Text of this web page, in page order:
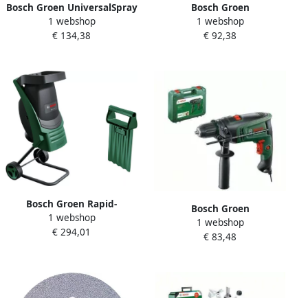
Bosch Groen UniversalSpray
18V-300 Accuverfspuit |
Zonder accu en lader
1 webshop
€ 134,38
Bosch Groen
Klopboormachine
UniversalImpact 730 | Incl.
1 webshop
€ 92,38
Bosch Groen Rapid-
hakselaar AXT Rapid 2000 |
Incl. aanduwstok
1 webshop
€ 294,01
Bosch Groen
Klopboormachine
UniversalImpact 730 | Incl.
1 webshop
€ 83,48